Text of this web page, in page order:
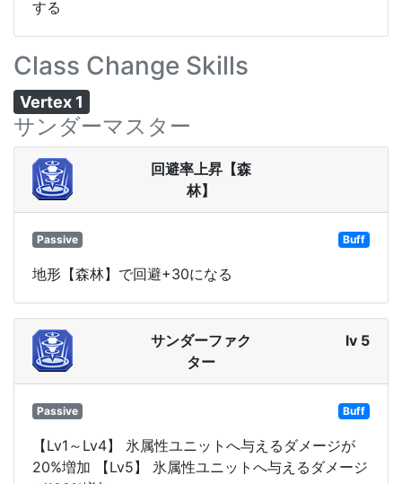
する
Class Change Skills
Vertex 1
サンダーマスター
回避率上昇【森
林】
Passive Buff
地形【森林】で回避+30になる
サンダーファク
ター
lv 5
Passive Buff
【Lv1～Lv4】 氷属性ユニットへ与えるダメージが
20%増加 【Lv5】 氷属性ユニットへ与えるダメージ